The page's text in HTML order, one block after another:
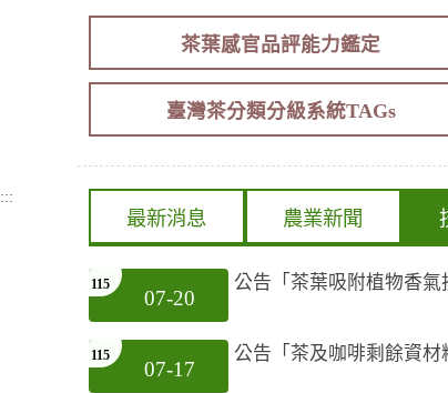
茶葉感官品評能力鑑定
臺灣茶分類分級系統TAGs
:::
最新消息 農業新聞
115
07-20
公告「茶葉吸附植物香
115
07-17
公告「茶及咖啡剩餘資